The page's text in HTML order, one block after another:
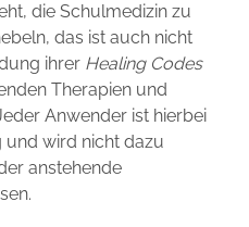
die Schulmedizin zu
das ist auch nicht
ihrer Healing Codes
Therapien und
Anwender ist hierbei
wird nicht dazu
anstehende